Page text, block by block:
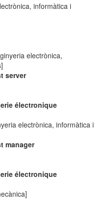
informàtica i
electrònica,
server
électronique
electrònica, informàtica i
manager
électronique